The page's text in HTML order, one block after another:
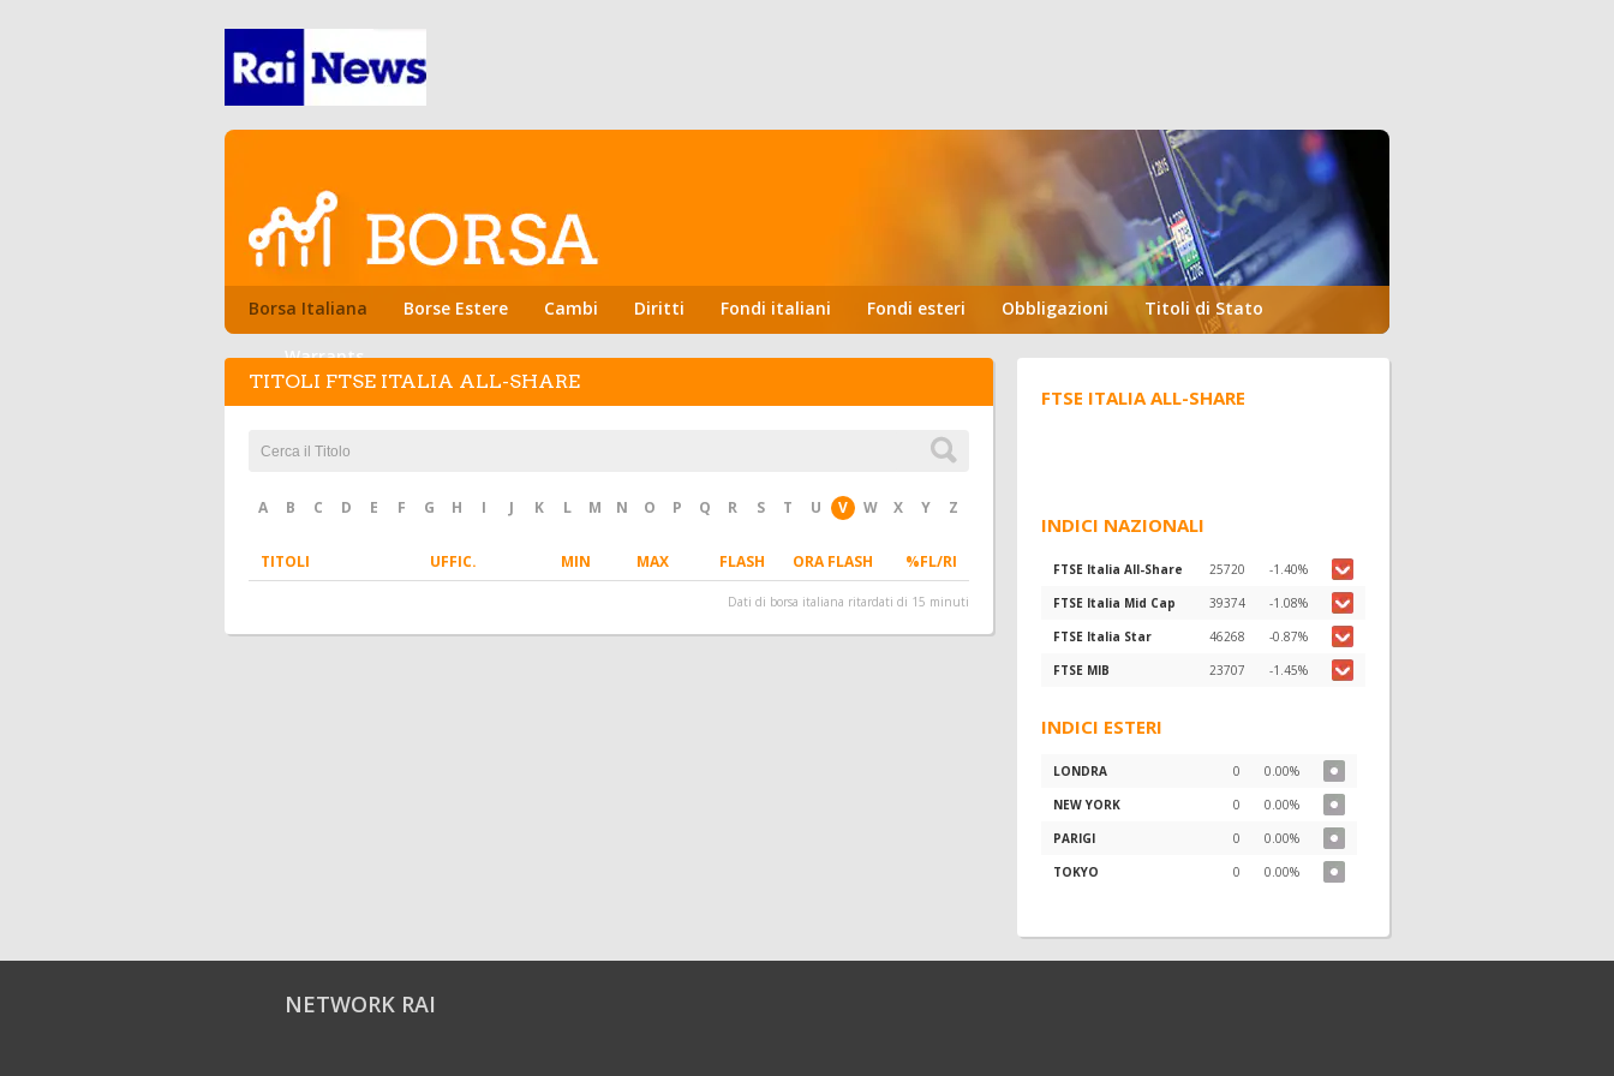
Borsa Italiana Borse Estere Cambi Diritti Fondi italiani Fondi esteri Obbligazioni Titoli di Stato
Warrants
TITOLI FTSE ITALIA ALL-SHARE
A B C D E F G H I J K L M N O P Q R S T U V W X Y Z
TITOLI UFFIC. MIN MAX FLASH ORA FLASH %FL/RI
Dati di borsa italiana ritardati di 15 minuti
FTSE ITALIA ALL-SHARE
INDICI NAZIONALI
FTSE Italia All-Share 25720
-1.40%
FTSE Italia Mid Cap
39374
-1.08%
FTSE Italia Star
46268
-0.87%
FTSE MIB
23707 -1.45%
INDICI ESTERI
LONDRA 0
0.00%
NEW YORK
0
0.00%
PARIGI
0
0.00%
TOKYO
0 0.00%
NETWORK RAI